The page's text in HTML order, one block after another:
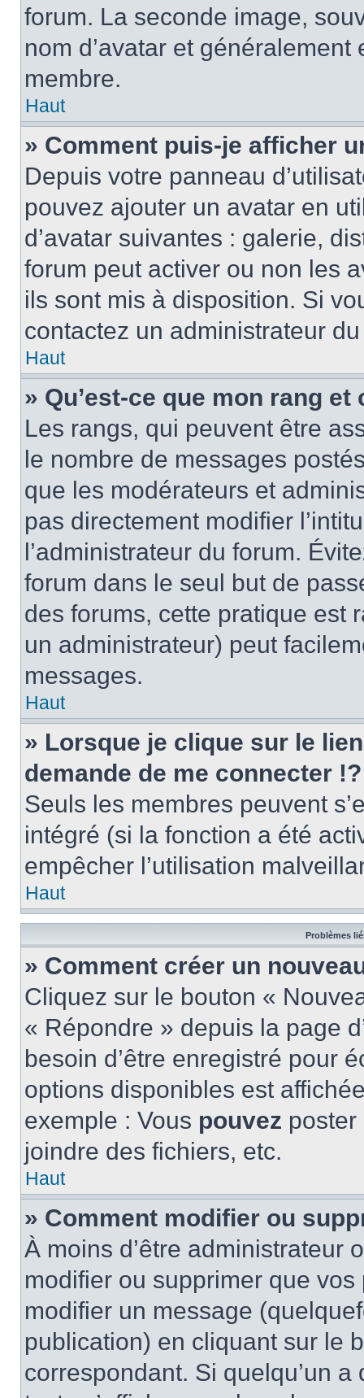
forum. La seconde image,
nom d’avatar et
membre.
Haut
» Comment puis-je afficher
Depuis votre panneau
pouvez ajouter un avatar en
d’avatar suivantes : galerie,
forum peut activer ou non les
ils sont mis à disposition. Si
contactez un administrateur
Haut
» Qu’est-ce que mon rang
Les rangs, qui peuvent être
le nombre de messages
que les modérateurs et
pas directement modifier
l’administrateur du forum.
forum dans le seul but de
des forums, cette pratique est
un administrateur) peut
messages.
Haut
» Lorsque je clique sur le
demande de me connecter !?
Seuls les membres peuvent
intégré (si la fonction a été
empêcher l’utilisation
Haut
Problèmes
» Comment créer un
Cliquez sur le bouton «
« Répondre » depuis la page
besoin d’être enregistré pour
options disponibles est
exemple : Vous pouvez
joindre des fichiers, etc.
Haut
» Comment modifier ou
À moins d’être administrateur
modifier ou supprimer que
modifier un message
publication) en cliquant sur le
correspondant. Si quelqu’un